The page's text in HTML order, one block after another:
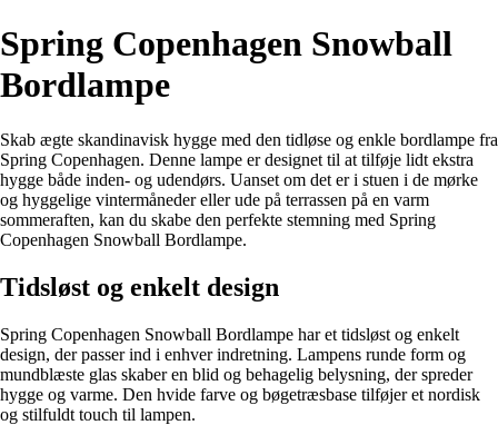
Spring Copenhagen Snowball
Bordlampe
Skab ægte skandinavisk hygge med den tidløse og enkle bordlampe fra
Spring Copenhagen. Denne lampe er designet til at tilføje lidt ekstra
hygge både inden- og udendørs. Uanset om det er i stuen i de mørke
og hyggelige vintermåneder eller ude på terrassen på en varm
sommeraften, kan du skabe den perfekte stemning med Spring
Copenhagen Snowball Bordlampe.
Tidsløst og enkelt design
Spring Copenhagen Snowball Bordlampe har et tidsløst og enkelt
design, der passer ind i enhver indretning. Lampens runde form og
mundblæste glas skaber en blid og behagelig belysning, der spreder
hygge og varme. Den hvide farve og bøgetræsbase tilføjer et nordisk
og stilfuldt touch til lampen.